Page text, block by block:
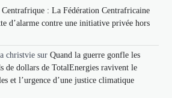
Centrafrique : La Fédération Centrafricaine
d’alarme contre une initiative privée hors
christvie surQuand la guerre gonfle les
de dollars de TotalEnergies ravivent le
et l’urgence d’une justice climatique